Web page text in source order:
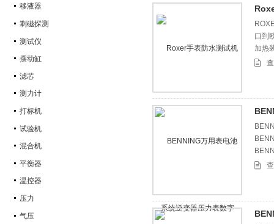
移液器
剩磁探测
测试仪
摆动缸
滤芯
测力计
打标机
试验机
混合机
平衡器
温控器
压力
气压
口到
加热